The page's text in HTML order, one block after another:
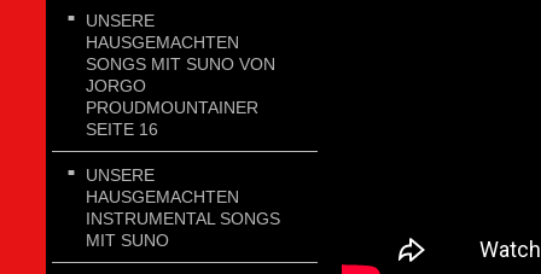
UNSERE
HAUSGEMACHTEN
SONGS MIT SUNO VON
JORGO
PROUDMOUNTAINER
SEITE 16
UNSERE
HAUSGEMACHTEN
INSTRUMENTAL SONGS
MIT SUNO